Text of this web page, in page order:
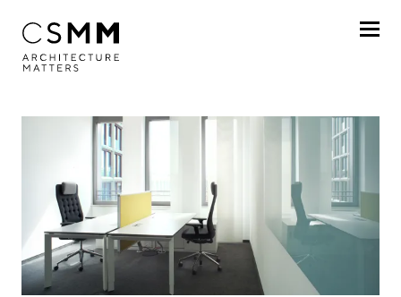
Profil
Leistungen
Projekte
Nach Kunde
Nach Projekt